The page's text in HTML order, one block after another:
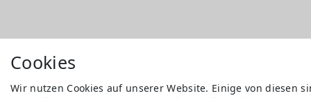
Cookies
Wir nutzen Cookies auf unserer Website. Einige von diesen